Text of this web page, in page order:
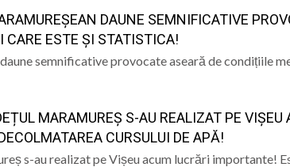
la Față a Domnului – semnificația sărbătorii
Maramureș, joi 6 august 2026
Petrova s-a stins în Italia, după ce i s-a
DAUNE SEMNIFICATIVE
CARE ESTE ȘI STATISTICA!
semnificative provocate aseară de condițiile
MARAMUREȘ S-AU REALIZAT PE VIȘEU
CURSULUI DE APĂ!
s-au realizat pe Vișeu acum lucrări importante!